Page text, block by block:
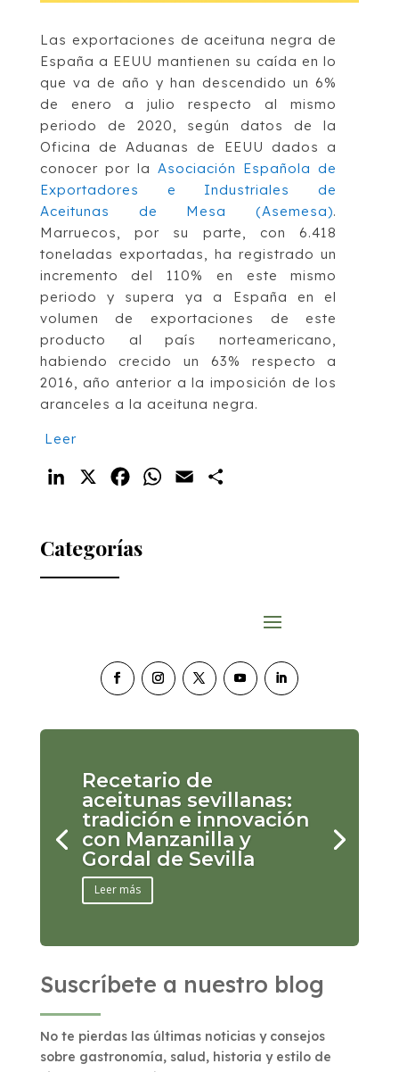
Las exportaciones de aceituna negra de
España a EEUU mantienen su caída en lo
que va de año y han descendido un 6%
de enero a julio respecto al mismo
periodo de 2020, según datos de la
Oficina de Aduanas de EEUU dados a
conocer por laAsociación Española de
Exportadores e Industriales de
Aceitunas de Mesa (Asemesa).
Marruecos, por su parte, con 6.418
toneladas exportadas, ha registrado un
incremento del 110% en este mismo
periodo y supera ya a España en el
volumen de exportaciones de este
producto al país norteamericano,
habiendo crecido un 63% respecto a
2016, año anterior a la imposición de los
aranceles a la aceituna negra.
Leer
LinkedIn FacebookWhatsApp
Email
Categorías
Recetario de
aceitunas sevillanas:
tradición e innovación
con Manzanilla y
Gordal de Sevilla
Leer más
Suscríbete a nuestro blog
No te pierdas las últimas noticias y consejos
sobre gastronomía, salud, historia y estilo de